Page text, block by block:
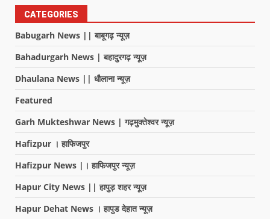
CATEGORIES
Babugarh News || बाबूगढ़ न्यूज़
Bahadurgarh News | बहादुरगढ़ न्यूज़
Dhaulana News || धौलाना न्यूज़
Featured
Garh Mukteshwar News | गढ़मुक्तेश्वर न्यूज़
Hafizpur । हाफिजपुर
Hafizpur News |। हाफिजपुर न्यूज़
Hapur City News || हापुड़ शहर न्यूज़
Hapur Dehat News । हापुड देहात न्यूज़